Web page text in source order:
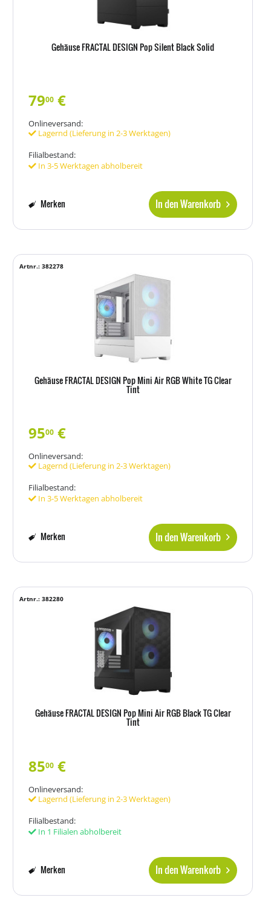
Gehäuse FRACTAL DESIGN Pop Silent Black Solid
7900 €
Onlineversand:
Lagernd (Lieferung in 2-3 Werktagen)
Filialbestand:
In 3-5 Werktagen abholbereit
In den Warenkorb
Merken
Gehäuse FRACTAL DESIGN Pop Mini Air RGB White TG Clear
Tint
Artnr.: 382278
9500 €
Onlineversand:
Lagernd (Lieferung in 2-3 Werktagen)
Filialbestand:
In 3-5 Werktagen abholbereit
In den Warenkorb
Merken
Gehäuse FRACTAL DESIGN Pop Mini Air RGB Black TG Clear
Tint
Artnr.: 382280
8500 €
Onlineversand:
Lagernd (Lieferung in 2-3 Werktagen)
Filialbestand:
In 1 Filialen abholbereit
In den Warenkorb
Merken